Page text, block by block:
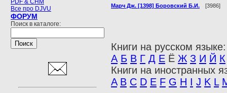
PDF & CHM
Все про DJVU
ФОРУМ
Поиск в каталоге:
Марч Дж. [1398] Боровский Б.И. [3986]
Книги на русском языке:
А Б В Г Д Е Ё Ж З И Й К
Книги на иностранных
A B C D E F G H I J K L